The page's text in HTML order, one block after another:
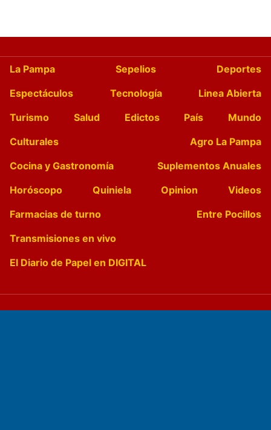
La Pampa Sepelios
Deportes
Espectáculos
Tecnología
Linea Abierta
Turismo
Salud Edictos País
Mundo
Culturales
Agro La Pampa
Cocina y Gastronomía
Suplementos Anuales
Horóscopo
Quiniela Opinion
Videos
Farmacias de turno
Entre Pocillos
Transmisiones en vivo
El Diario de Papel en DIGITAL